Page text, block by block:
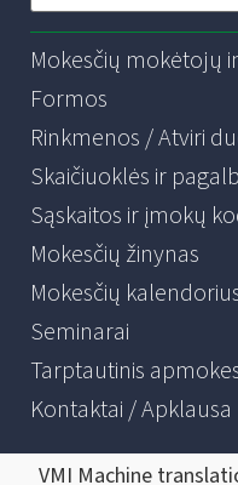
Mokesčių mokėtojų
Formos
Rinkmenos / Atviri
Skaičiuoklės ir
Sąskaitos ir įmokų
Mokesčių žinynas
Mokesčių
Seminarai
Tarptautinis
Kontaktai / Apklausa
VMI Machine